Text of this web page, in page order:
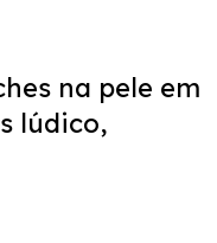
na pele em
lúdico,